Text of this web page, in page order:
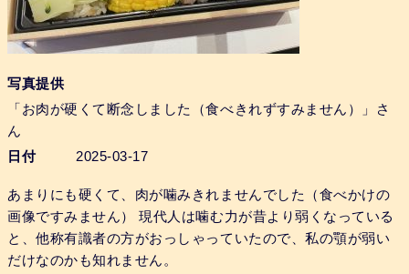
写真提供
「お肉が硬くて断念しました（食べきれずすみません）」さ
ん
日付
2025-03-17
あまりにも硬くて、肉が噛みきれませんでした（食べかけの
画像ですみません） 現代人は噛む力が昔より弱くなっている
と、他称有識者の方がおっしゃっていたので、私の顎が弱い
だけなのかも知れません。